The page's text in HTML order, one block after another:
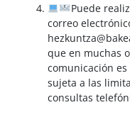
Puede
correo
que en muchas
comunicación
sujeta a las
consultas